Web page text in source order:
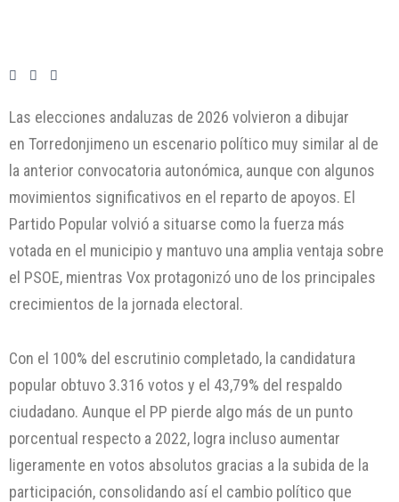
Las elecciones andaluzas de 2026 volvieron a dibujar
en Torredonjimeno un escenario político muy similar al de
la anterior convocatoria autonómica, aunque con algunos
movimientos significativos en el reparto de apoyos. El
Partido Popular volvió a situarse como la fuerza más
votada en el municipio y mantuvo una amplia ventaja sobre
el PSOE, mientras Vox protagonizó uno de los principales
crecimientos de la jornada electoral.
Con el 100% del escrutinio completado, la candidatura
popular obtuvo 3.316 votos y el 43,79% del respaldo
ciudadano. Aunque el PP pierde algo más de un punto
porcentual respecto a 2022, logra incluso aumentar
ligeramente en votos absolutos gracias a la subida de la
participación, consolidando así el cambio político que